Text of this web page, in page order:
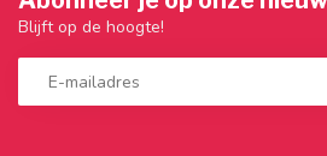
Blijft op de hoogte!